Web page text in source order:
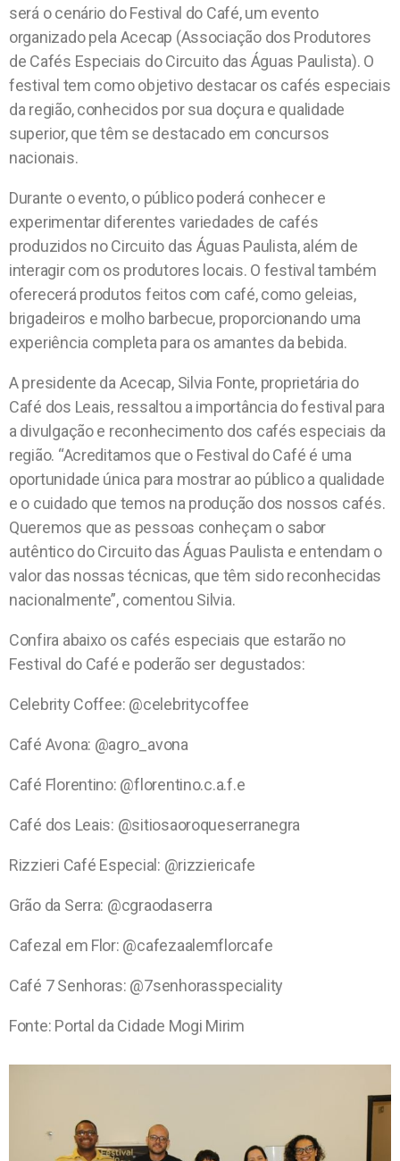
será o cenário do Festival do Café, um evento
organizado pela Acecap (Associação dos Produtores
de Cafés Especiais do Circuito das Águas Paulista). O
festival tem como objetivo destacar os cafés especiais
da região, conhecidos por sua doçura e qualidade
superior, que têm se destacado em concursos
nacionais.
Durante o evento, o público poderá conhecer e
experimentar diferentes variedades de cafés
produzidos no Circuito das Águas Paulista, além de
interagir com os produtores locais. O festival também
oferecerá produtos feitos com café, como geleias,
brigadeiros e molho barbecue, proporcionando uma
experiência completa para os amantes da bebida.
A presidente da Acecap, Silvia Fonte, proprietária do
Café dos Leais, ressaltou a importância do festival para
a divulgação e reconhecimento dos cafés especiais da
região. “Acreditamos que o Festival do Café é uma
oportunidade única para mostrar ao público a qualidade
e o cuidado que temos na produção dos nossos cafés.
Queremos que as pessoas conheçam o sabor
autêntico do Circuito das Águas Paulista e entendam o
valor das nossas técnicas, que têm sido reconhecidas
nacionalmente”, comentou Silvia.
Confira abaixo os cafés especiais que estarão no
Festival do Café e poderão ser degustados:
Celebrity Coffee: @celebritycoffee
Café Avona: @agro_avona
Café Florentino: @florentino.c.a.f.e
Café dos Leais: @sitiosaoroqueserranegra
Rizzieri Café Especial: @rizziericafe
Grão da Serra: @cgraodaserra
Cafezal em Flor: @cafezaalemflorcafe
Café 7 Senhoras: @7senhorasspeciality
Fonte: Portal da Cidade Mogi Mirim